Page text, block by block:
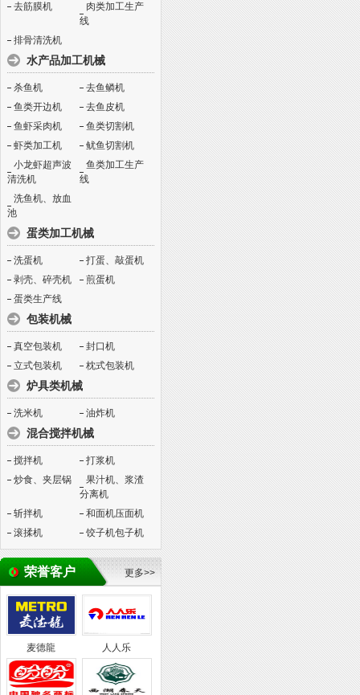
去筋膜机
肉类加工生产
线
排骨清洗机
水产品加工机械
杀鱼机
去鱼鳞机
鱼类开边机
去鱼皮机
鱼虾采肉机
鱼类切割机
虾类加工机
鱿鱼切割机
小龙虾超声波
清洗机
鱼类加工生产
线
洗鱼机、放血
池
蛋类加工机械
洗蛋机
打蛋、敲蛋机
剥壳、碎壳机
煎蛋机
蛋类生产线
包装机械
真空包装机
封口机
立式包装机
枕式包装机
炉具类机械
洗米机 油炸机
混合搅拌机械
搅拌机
打浆机
炒食、夹层锅
果汁机、浆渣
分离机
斩拌机
和面机压面机
滚揉机
饺子机包子机
荣誉客户 更多>>
麦德龍 人人乐